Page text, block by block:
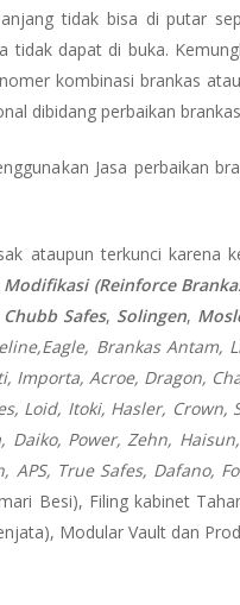
tidak bisa di putar
tidak dapat di buka.
kombinasi brankas
dibidang perbaikan
Jasa perbaikan
ataupun terkunci karena
Modifikasi (Reinforce
Chubb Safes, Solingen,
Eagle, Brankas Antam,
Importa, Acroe, Dragon,
Loid, Itoki, Hasler, Crown,
Power, Zehn,
True Safes, Dafano,
Besi), Filing kabinet
Modular Vault dan